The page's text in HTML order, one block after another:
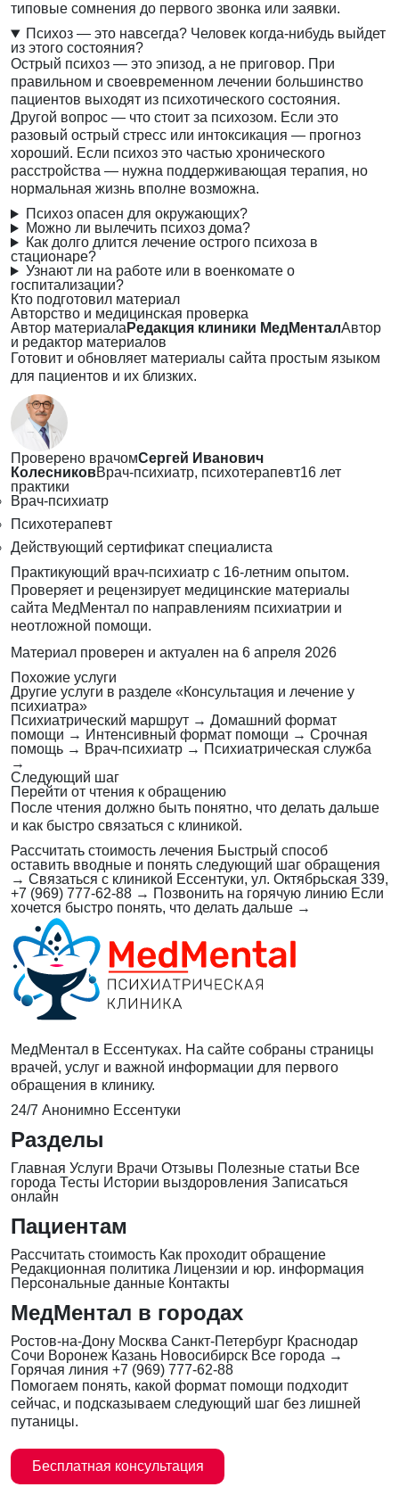
типовые сомнения до первого звонка или заявки.
Психоз — это навсегда? Человек когда-нибудь выйдет
из этого состояния?
Острый психоз — это эпизод, а не приговор. При
правильном и своевременном лечении большинство
пациентов выходят из психотического состояния.
Другой вопрос — что стоит за психозом. Если это
разовый острый стресс или интоксикация — прогноз
хороший. Если психоз это частью хронического
расстройства — нужна поддерживающая терапия, но
нормальная жизнь вполне возможна.
Психоз опасен для окружающих?
Можно ли вылечить психоз дома?
Как долго длится лечение острого психоза в
стационаре?
Узнают ли на работе или в военкомате о
госпитализации?
Кто подготовил материал
Авторство и медицинская проверка
Автор материала Редакция клиники МедМенталАвтор
и редактор материалов
Готовит и обновляет материалы сайта простым языком
для пациентов и их близких.
Проверено врачомСергей Иванович
КолесниковВрач-психиатр, психотерапевт16 лет
практики
Врач-психиатр
Психотерапевт
Действующий сертификат специалиста
Практикующий врач-психиатр с 16-летним опытом.
Проверяет и рецензирует медицинские материалы
сайта МедМентал по направлениям психиатрии и
неотложной помощи.
Материал проверен и актуален на 6 апреля 2026
Похожие услуги
Другие услуги в разделе «Консультация и лечение у
психиатра»
Психиатрический маршрут → Домашний формат
помощи → Интенсивный формат помощи → Срочная
помощь → Врач-психиатр → Психиатрическая служба
→
Следующий шаг
Перейти от чтения к обращению
После чтения должно быть понятно, что делать дальше
и как быстро связаться с клиникой.
Рассчитать стоимость лечения Быстрый способ
оставить вводные и понять следующий шаг обращения
→ Связаться с клиникой Ессентуки, ул. Октябрьская 339,
+7 (969) 777-62-88 → Позвонить на горячую линию Если
хочется быстро понять, что делать дальше →
МедМентал в Ессентуках. На сайте собраны страницы
врачей, услуг и важной информации для первого
обращения в клинику.
24/7 Анонимно Ессентуки
Разделы
Главная Услуги Врачи Отзывы Полезные статьи Все
города Тесты Истории выздоровления Записаться
онлайн
Пациентам
Рассчитать стоимость Как проходит обращение
Редакционная политика Лицензии и юр. информация
Персональные данные Контакты
МедМентал в городах
Ростов-на-Дону Москва Санкт-Петербург Краснодар
Сочи Воронеж Казань Новосибирск Все города →
Горячая линия +7 (969) 777-62-88
Помогаем понять, какой формат помощи подходит
сейчас, и подсказываем следующий шаг без лишней
путаницы.
Бесплатная консультация